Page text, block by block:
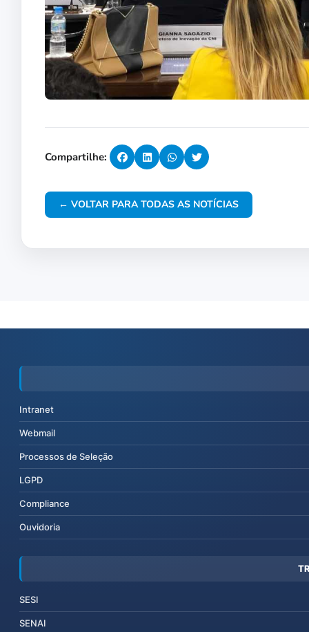
Compartilhe:
← VOLTAR PARA TODAS AS NOTÍCIAS
Intranet
Webmail
Processos de Seleção
LGPD
Compliance
Ouvidoria
SESI
SENAI